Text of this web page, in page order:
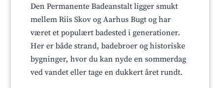
Den Permanente Badeanstalt ligger smukt
mellem Riis Skov og Aarhus Bugt og har
været et populært badested i generationer.
Her er både strand, badebroer og historiske
bygninger, hvor du kan nyde en sommerdag
ved vandet eller tage en dukkert året rundt.